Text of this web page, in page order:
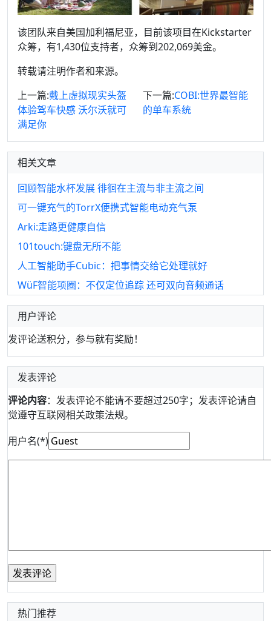
该团队来自美国加利福尼亚，目前该项目在Kickstarter
众筹，有1,430位支持者，众筹到202,069美金。
转载请注明作者和来源。
上一篇:戴上虚拟现实头盔
体验驾车快感 沃尔沃就可
满足你
下一篇:COBI:世界最智能
的单车系统
相关文章
回顾智能水杯发展 徘徊在主流与非主流之间
可一键充气的TorrX便携式智能电动充气泵
Arki:走路更健康自信
101touch:键盘无所不能
人工智能助手Cubic：把事情交给它处理就好
WüF智能项圈：不仅定位追踪 还可双向音频通话
用户评论
发评论送积分，参与就有奖励！
发表评论
评论内容：发表评论不能请不要超过250字；发表评论请自
觉遵守互联网相关政策法规。
用户名(*)
热门推荐